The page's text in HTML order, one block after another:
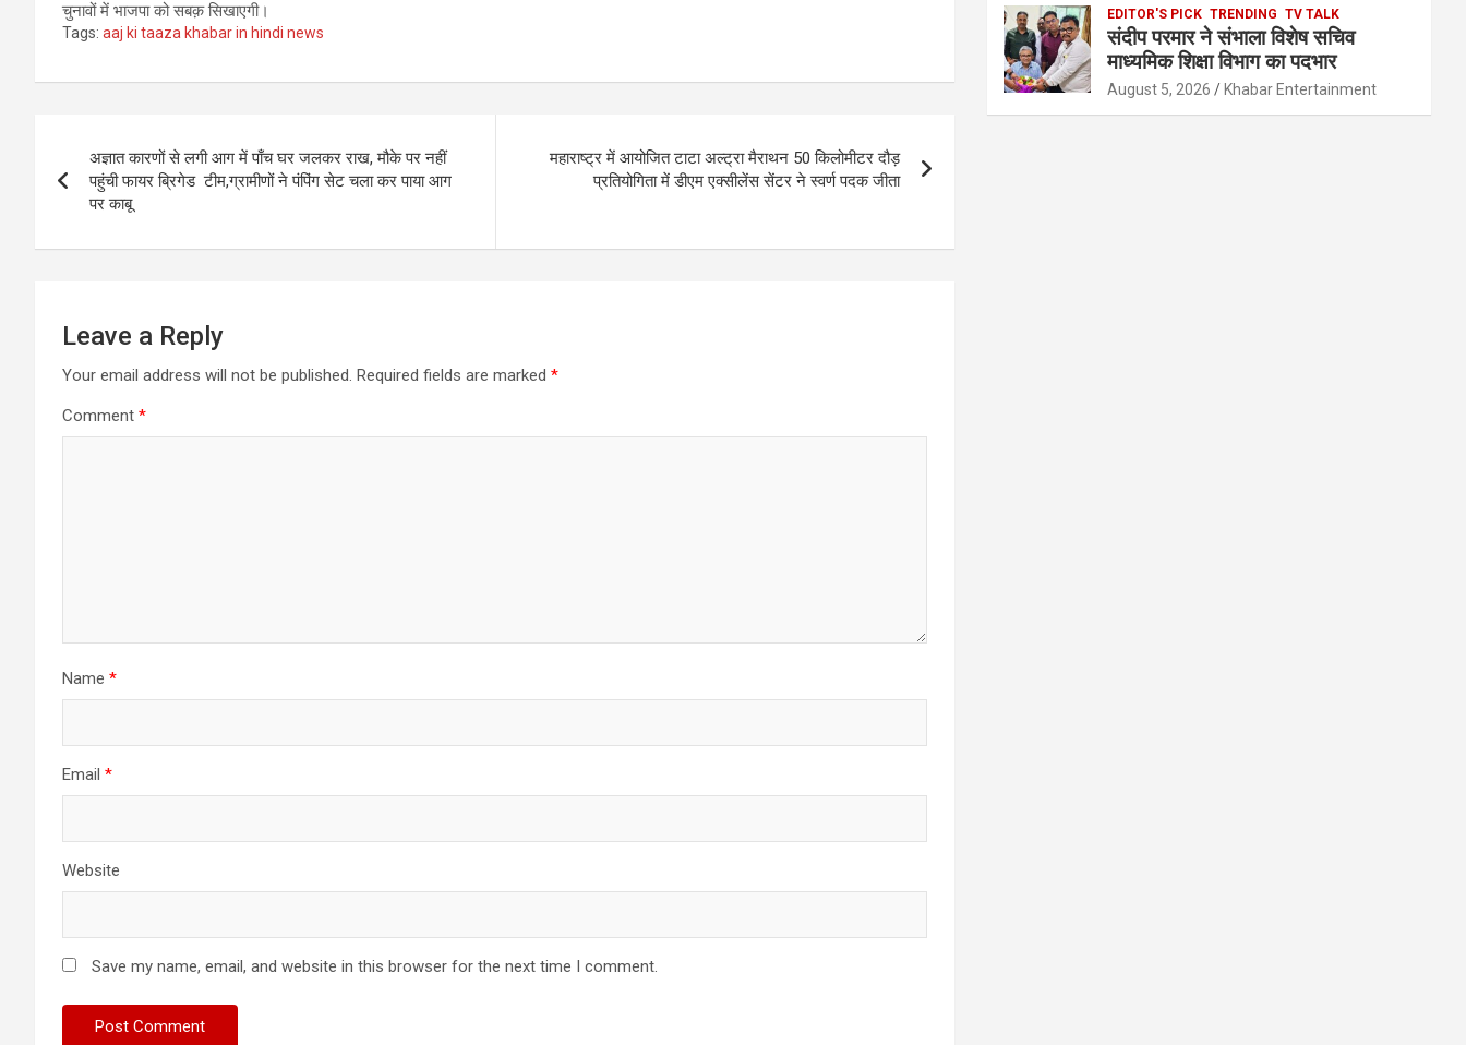
चुनावों में भाजपा को सबक़ सिखाएगी।
Tags: aaj ki taaza khabar in hindi news
navigation
अज्ञात कारणों से लगी आग में पाँच घर जलकर राख, मौके पर नहीं
पहुंची फायर ब्रिगेड टीम,ग्रामीणों ने पंपिंग सेट चला कर पाया आग
पर काबू
महाराष्ट्र में आयोजित टाटा अल्ट्रा मैराथन 50 किलोमीटर दौड़
प्रतियोगिता में डीएम एक्सीलेंस सेंटर ने स्वर्ण पदक जीता
Leave a Reply
Your email address will not be published. Required fields are marked *
Comment *
Name *
Email *
Website
Save my name, email, and website in this browser for the next time I comment.
EDITOR'S PICK TRENDING TV TALK
संदीप परमार ने संभाला विशेष सचिव
माध्यमिक शिक्षा विभाग का पदभार
August 5, 2026 Khabar Entertainment